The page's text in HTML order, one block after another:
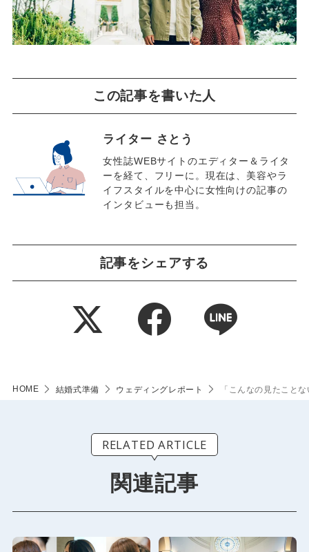
この記事を書いた人
ライター さとう
女性誌WEBサイトのエディター＆ライタ
ーを経て、フリーに。現在は、美容やラ
イフスタイルを中心に女性向けの記事の
インタビューも担当。
記事をシェアする
HOME 結婚式準備 ウェディングレポート 「こんなの見たこと
RELATED ARTICLE
関連記事